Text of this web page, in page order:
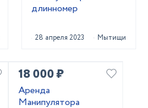
длинномер
28 апреля 2023 Мытищи
18 000 ₽
Аренда
Манипулятора